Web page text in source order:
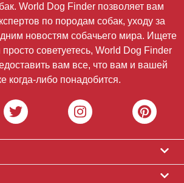
World Dog Finder позволяет вам
по породам собак, уходу за
новостям собачьего мира. Ищете
советуетесь, World Dog Finder
вам все, что вам и вашей
когда-либо понадобится.